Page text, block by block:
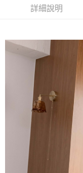
4.訂單成立30分鐘內，如
1.分期款項不併入電信帳
2.透過簡訊連結打開帳單
帳／街口支付／iPASS
【注意事項】
1.本服務係由「台灣大哥
用戶於交易時，得透過本
買賣價金債權讓與本公
2.基於同意付款使用「大
資料（包含姓名、電話或
由本公司與您本人進行分
3.完整用戶服務條款，請
便利好安心！
１．簡單：不需註冊會員
【「AFTEE先享後付」結
１．於結帳方式選擇「
結帳頁面，進行簡訊認
２．訂單成立數日內，您
３．收到繳費通知簡訊後
ATM／網路銀行／等多
※ 請注意：結帳手續完成
購買商品的店家。未經商
後付繳納相關費用。
※ 交易是否成功請以「
是否繳費成功／繳費後需
客戶支援中心」
https://
【注意事項】
免運費
付款後萊爾富取貨
付款後7-11取貨
一般商品宅配
免運費
付款後門市自取
詳細說明